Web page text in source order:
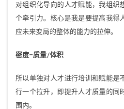
对组织化导向的人才赋能，我组织
个牵引力。核心是我是要提高我得
应未来变局的整体的能力的拉伸。
密度=质量/体积
所以单独对人才进行培训和赋能是
行一个拉升，即提升人才质量的同
围内。